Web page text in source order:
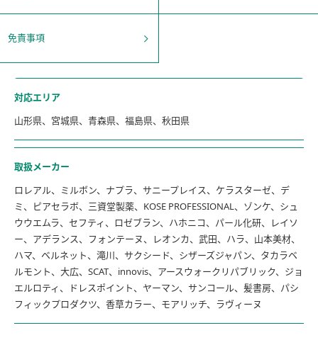
免責事項
対応エリア
山形県、宮城県、青森県、福島県、秋田県
取扱メーカー
ロレアル、ミルボン、ナプラ、サニープレイス、ケラスターゼ、デ
ミ、ピアセラボ、三資堂製薬、KOSE PROFESSIONAL、ゾンケ、シュ
ウウエムラ、セフティ、ロゼブラン、ハホニコ、パール化研、レイソ
ー、アデランス、フォンテーヌ、レオンカ、武田、ハラ、山本美材、
ハマ、ベルネット、滝川、サクシード、シザーズジャパン、タカラベ
ルモント、大広、SCAT、innovis、アースウォークリパブリック、ジョ
エルロティ、ドレスポイント、ヤーマン、サンコール、髪書房、パシ
フィックプロダクツ、香草カラー、モアリッチ、ラヴィーヌ